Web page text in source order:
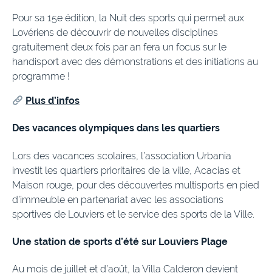
Pour sa 15e édition, la Nuit des sports qui permet aux
Lovériens de découvrir de nouvelles disciplines
gratuitement deux fois par an fera un focus sur le
handisport avec des démonstrations et des initiations au
programme !
Plus d’infos
Des vacances olympiques dans les quartiers
Lors des vacances scolaires, l’association Urbania
investit les quartiers prioritaires de la ville, Acacias et
Maison rouge, pour des découvertes multisports en pied
d’immeuble en partenariat avec les associations
sportives de Louviers et le service des sports de la Ville.
Une station de sports d’été sur Louviers Plage
Au mois de juillet et d’août, la Villa Calderon devient